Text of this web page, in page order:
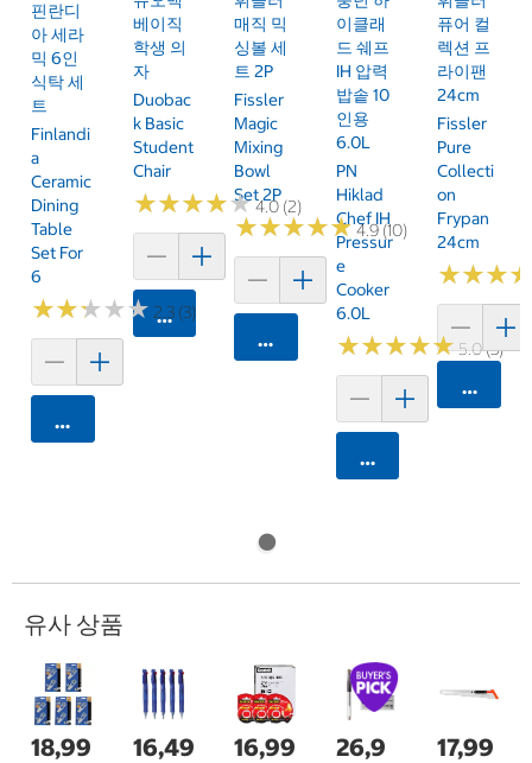
핀란디
아 세라
믹 6인
식탁 세
트
Finlandi
A
Ceramic
Dining
Table
Set For
6
★★★★★
★★★★★ 2.3 (3)
카트에 담기
베이직
학생 의
자
Duobac
K Basic
Student
Chair
★★★★★
★★★★★4.0 (2)
카트에 담기
매직 믹
싱볼 세
트 2P
Fissler
Magic
Mixing
Bowl
Set 2P
★★★★★
★★★★★4.9 (10)
카트에 담기
이클래
드 쉐프
IH 압력
밥솥 10
인용
6.0L
PN
Hiklad
Chef IH
Pressur
E
Cooker
6.0L
★★★★★
★★★★★5.0 (3)
카트에 담기
퓨어 컬
렉션 프
라이팬
24cm
Fissler
Pure
Collecti
On
Frypan
24cm
★★★
★★★
카트에
유사 상품
18,99
16,49
16,99
26,9
17,99